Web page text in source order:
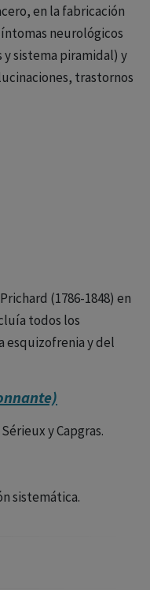
en la fabricación
neurológicos
y sistema piramidal) y
trastornos
(1786-1848) en
todos los
esquizofrenia y del
y Capgras.
sistemática.